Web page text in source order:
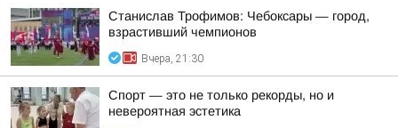
Станислав Трофимов: Чебоксары — город,
взрастивший чемпионов
Вчера, 21:30
Спорт — это не только рекорды, но и
невероятная эстетика